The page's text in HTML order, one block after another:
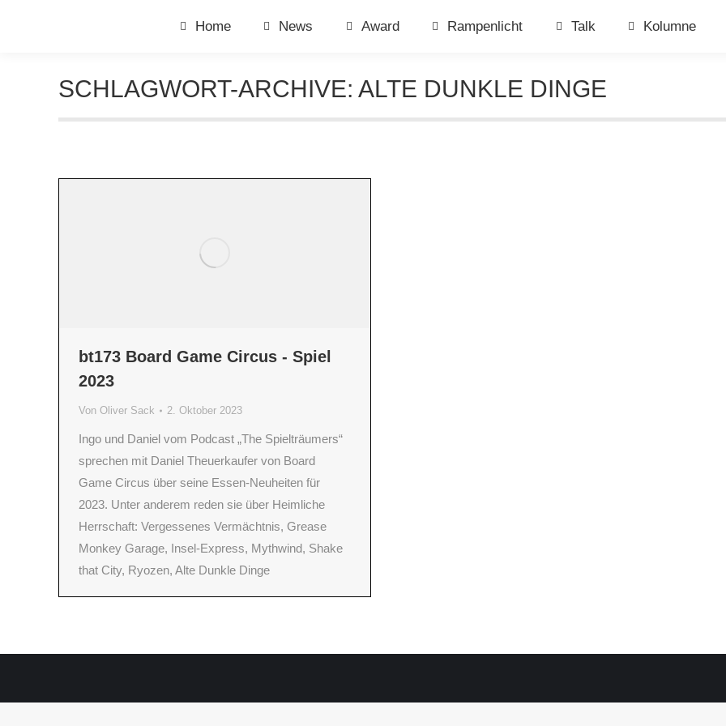
Home News Award Rampenlicht Talk Kolumne
SCHLAGWORT-ARCHIVE: ALTE DUNKLE DINGE
bt173 Board Game Circus - Spiel
2023
Von Oliver Sack 2. Oktober 2023
Ingo und Daniel vom Podcast „The Spielträumers“
sprechen mit Daniel Theuerkaufer von Board
Game Circus über seine Essen-Neuheiten für
2023. Unter anderem reden sie über Heimliche
Herrschaft: Vergessenes Vermächtnis, Grease
Monkey Garage, Insel-Express, Mythwind, Shake
that City, Ryozen, Alte Dunkle Dinge